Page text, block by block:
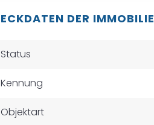
ECKDATEN DER IMMOBILIE
Status
Kennung
Objektart